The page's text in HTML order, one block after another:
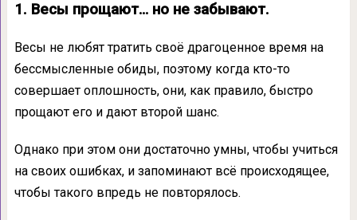
1. Весы прощают… но не забывают.
Весы не любят тратить своё драгоценное время на
бессмысленные обиды, поэтому когда кто-то
совершает оплошность, они, как правило, быстро
прощают его и дают второй шанс.
Однако при этом они достаточно умны, чтобы учиться
на своих ошибках, и запоминают всё происходящее,
чтобы такого впредь не повторялось.